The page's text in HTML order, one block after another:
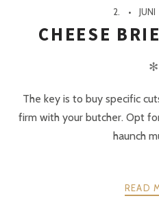
2. JUNI
CHEESE
✻
The key is to buy specific
firm with your butcher. Opt
haunch
READ